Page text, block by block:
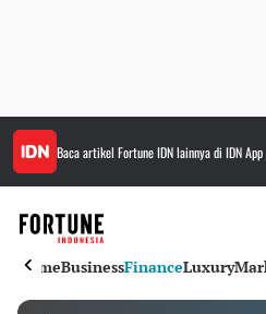
Baca artikel Fortune IDNlainnya di IDN App
HomeBusinessFinanceLuxury